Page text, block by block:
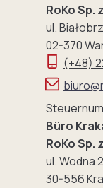
RoKo Sp.
ul.
02-370
(+48)
Büro
RoKo Sp.
ul. Wodna
30-556